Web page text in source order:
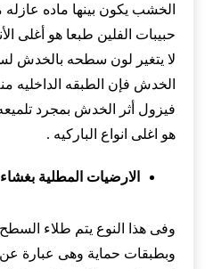
الخشب يكون بينها ماده
حبيبات الفلين طبعا هو أغلى
لا يتغير لون سطحه بالخدش
الخدش فإن الطبقه
فيزول أثر الخدش بمجرد تلميعه
هو اغلى انواع الباركيه .
الارضيات المطلية
وفى هذا النوع يتم طلاء
وبطبقات حماية وهى عبارة